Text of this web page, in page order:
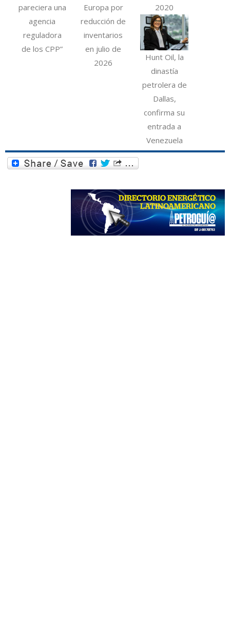
pareciera una
agencia
reguladora
de los CPP”
Europa por
reducción de
inventarios
en julio de
2026
2020
Hunt Oil, la
dinastía
petrolera de
Dallas,
confirma su
entrada a
Venezuela